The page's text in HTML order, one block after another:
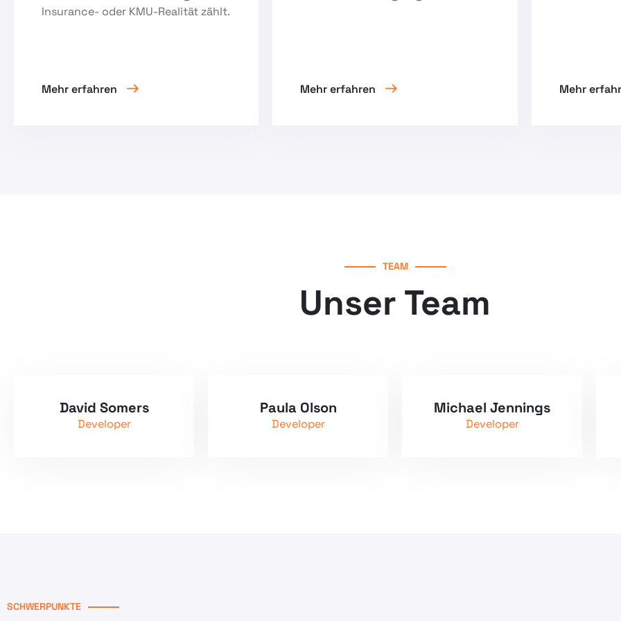
Insurance- oder KMU-Realität zählt.
Mehr erfahren Mehr erfahren Mehr
TEAM
Unser Team
David Somers
Developer
Paula Olson
Developer
Michael Jennings
Developer
SCHWERPUNKTE